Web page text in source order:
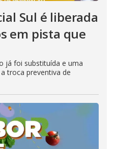
Sul é liberada
em pista que
já foi substituída e uma
troca preventiva de